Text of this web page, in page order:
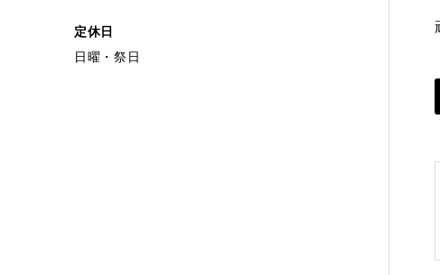
定休日
日曜・祭日